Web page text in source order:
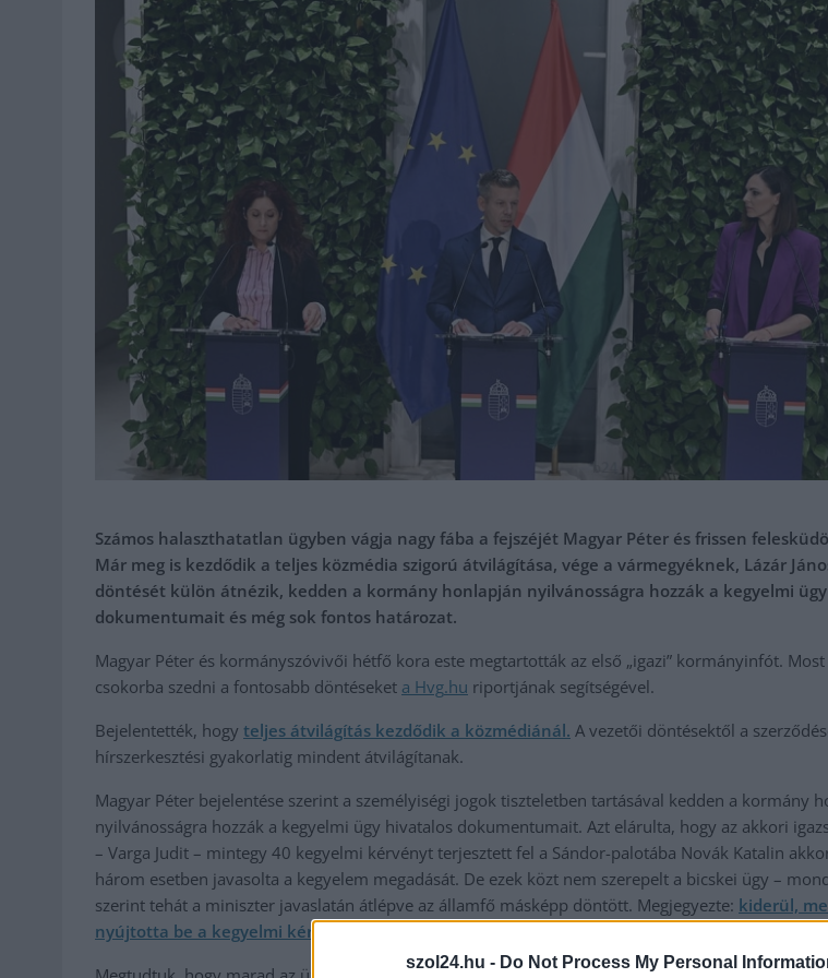
szol24.hu - Do Not Process My Personal
Számos halaszthatatlan ügyben vágja nagy fába a fejszéjét Magyar Péter és frissen
Már meg is kezdődik a teljes közmédia szigorú átvilágítása, vége a vármegyéknek, Lázár
döntését külön átnézik, kedden a kormány honlapján nyilvánosságra hozzák a kegyelmi
dokumentumait és még sok fontos határozat.
Magyar Péter és kormányszóvivői hétfő kora este megtartották az első „igazi” kormányinfót.
csokorba szedni a fontosabb döntéseket a Hvg.hu riportjának segítségével.
Bejelentették, hogy teljes átvilágítás kezdődik a közmédiánál. A vezetői döntésektől a
hírszerkesztési gyakorlatig mindent átvilágítanak.
Magyar Péter bejelentése szerint a személyiségi jogok tiszteletben tartásával kedden a kormány
nyilvánosságra hozzák a kegyelmi ügy hivatalos dokumentumait. Azt elárulta, hogy az akkori
– Varga Judit – mintegy 40 kegyelmi kérvényt terjesztett fel a Sándor-palotába Novák Katalin
három esetben javasolta a kegyelem megadását. De ezek közt nem szerepelt a bicskei ügy –
szerint tehát a miniszter javaslatán átlépve az államfő másképp döntött. Megjegyezte: kiderül,
nyújtotta be a kegyelmi kérvényt.